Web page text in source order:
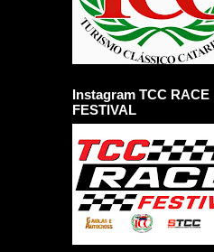
Instagram TCC RACE
FESTIVAL